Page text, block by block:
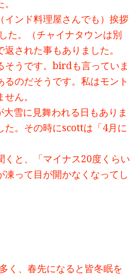
インド料理屋さんでも）挨拶
。（チャイナタウンは別
された事もありました。
そうです。birdも言っていま
のだそうです。私はモント
ん。
雪に見舞われる日もありま
た。その時にscottは「4月に
と、「マイナス20度くらい
って目が開かなくなってし
く、春先になると皆冬眠を